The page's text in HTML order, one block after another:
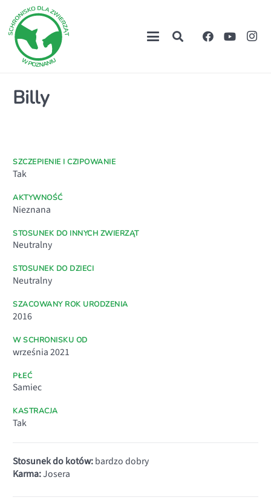
Billy
SZACOWANY ROK URODZENIA
2016
W SCHRONISKU OD
września 2021
PŁEĆ
Samiec
KASTRACJA
Tak
SZCZEPIENIE I CZIPOWANIE
Tak
AKTYWNOŚĆ
Nieznana
STOSUNEK DO INNYCH ZWIERZĄT
Neutralny
STOSUNEK DO DZIECI
Neutralny
Stosunek do kotów:bardzo dobry
Karma:Josera